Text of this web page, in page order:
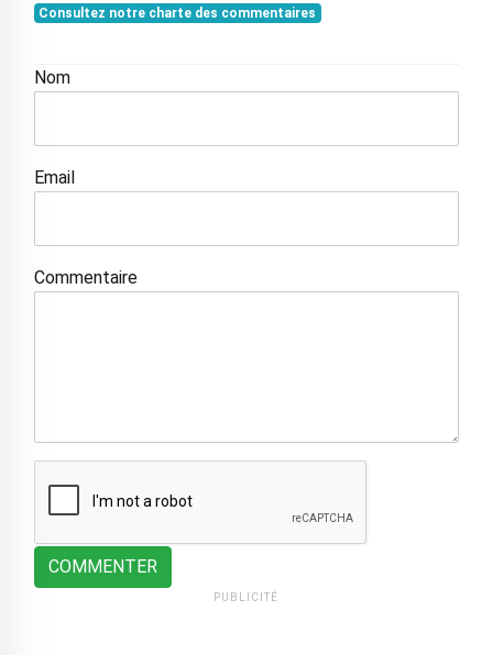
Consultez notre charte des commentaires
Nom
Email
Commentaire
COMMENTER
PUBLICITÉ